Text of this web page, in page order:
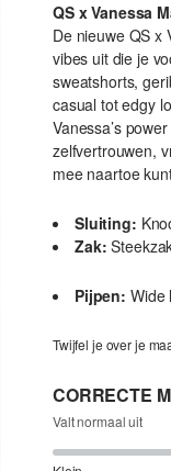
QS x Vanessa
De nieuwe QS x
vibes uit die je
sweatshorts,
casual tot edgy
Vanessa’s
zelfvertrouwen,
mee naartoe
Sluiting:
Zak:
Pijpen: Wide
Twijfel je over je
CORRECTE
Valt normaal uit